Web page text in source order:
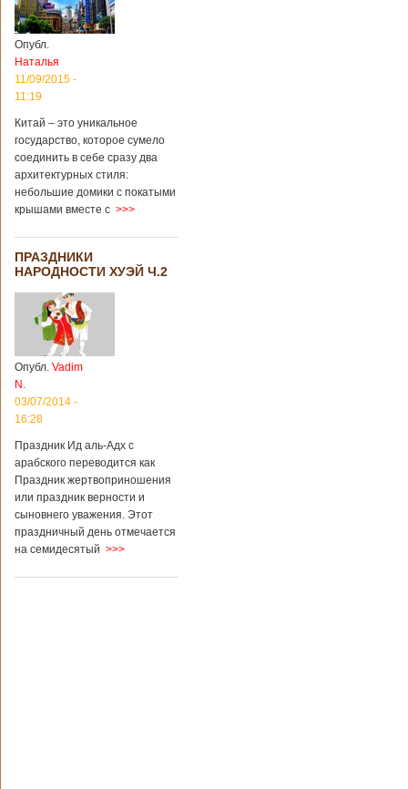
Опубл.
Наталья
11/09/2015 -
11:19
Китай – это уникальное
государство, которое сумело
соединить в себе сразу два
архитектурных стиля:
небольшие домики с покатыми
крышами вместе с >>>
ПРАЗДНИКИ
НАРОДНОСТИ ХУЭЙ Ч.2
Опубл. Vadim
N.
03/07/2014 -
16:28
Праздник Ид аль-Адх с
арабского переводится как
Праздник жертвоприношения
или праздник верности и
сыновнего уважения. Этот
праздничный день отмечается
на семидесятый >>>